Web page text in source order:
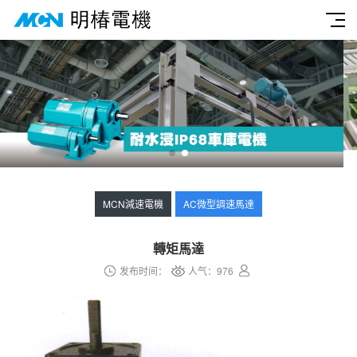
MCN減速電機 AC微型調速馬達
轉矩馬達
发布时间： 人气： 976